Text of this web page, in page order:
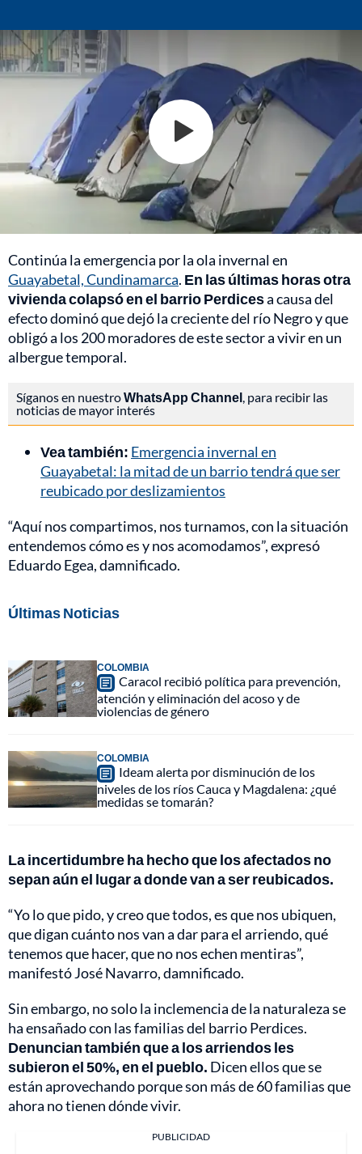
Continúa la emergencia por la ola invernal en
Guayabetal, Cundinamarca. En las últimas horas otra
vivienda colapsó en el barrio Perdicesa causa del
efecto dominó que dejó la creciente del río Negro y que
obligó a los 200 moradores de este sector a vivir en un
albergue temporal.
Síganos en nuestroWhatsApp Channel , para recibir las
noticias de mayor interés
Vea también: Emergencia invernal en
Guayabetal: la mitad de un barrio tendrá que ser
reubicado por deslizamientos
“Aquí nos compartimos, nos turnamos, con la situación
entendemos cómo es y nos acomodamos”, expresó
Eduardo Egea, damnificado.
Últimas Noticias
COLOMBIA
Caracol recibió política para prevención,
atención y eliminación del acoso y de
violencias de género
COLOMBIA
Ideam alerta por disminución de los
niveles de los ríos Cauca y Magdalena: ¿qué
medidas se tomarán?
La incertidumbre ha hecho que los afectados no
sepan aún el lugar a donde van a ser reubicados.
“Yo lo que pido, y creo que todos, es que nos ubiquen,
que digan cuánto nos van a dar para el arriendo, qué
tenemos que hacer, que no nos echen mentiras”,
manifestó José Navarro, damnificado.
Sin embargo, no solo la inclemencia de la naturaleza se
ha ensañado con las familias del barrio Perdices.
Denuncian también que a los arriendos les
subieron el 50%, en el pueblo. Dicen ellos que se
están aprovechando porque son más de 60 familias que
ahora no tienen dónde vivir.
PUBLICIDAD